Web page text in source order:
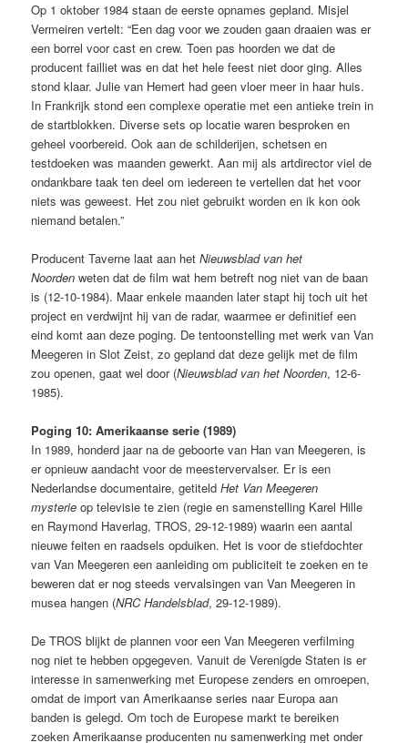
Op 1 oktober 1984 staan de eerste opnames gepland. Misjel
Vermeiren vertelt: “Een dag voor we zouden gaan draaien was er
een borrel voor cast en crew. Toen pas hoorden we dat de
producent failliet was en dat het hele feest niet door ging. Alles
stond klaar. Julie van Hemert had geen vloer meer in haar huis.
In Frankrijk stond een complexe operatie met een antieke trein in
de startblokken. Diverse sets op locatie waren besproken en
geheel voorbereid. Ook aan de schilderijen, schetsen en
testdoeken was maanden gewerkt. Aan mij als artdirector viel de
ondankbare taak ten deel om iedereen te vertellen dat het voor
niets was geweest. Het zou niet gebruikt worden en ik kon ook
niemand betalen.”
Producent Taverne laat aan hetNieuwsblad van het
Noorden weten dat de film wat hem betreft nog niet van de baan
is (12-10-1984). Maar enkele maanden later stapt hij toch uit het
project en verdwijnt hij van de radar, waarmee er definitief een
eind komt aan deze poging. De tentoonstelling met werk van Van
Meegeren in Slot Zeist, zo gepland dat deze gelijk met de film
zou openen, gaat wel door (Nieuwsblad van het Noorden, 12-6-
1985).
Poging 10: Amerikaanse serie (1989)
In 1989, honderd jaar na de geboorte van Han van Meegeren, is
er opnieuw aandacht voor de meestervervalser. Er is een
Nederlandse documentaire, getiteldHet Van Meegeren
mysterie op televisie te zien (regie en samenstelling Karel Hille
en Raymond Haverlag, TROS, 29-12-1989) waarin een aantal
nieuwe feiten en raadsels opduiken. Het is voor de stiefdochter
van Van Meegeren een aanleiding om publiciteit te zoeken en te
beweren dat er nog steeds vervalsingen van Van Meegeren in
musea hangen (NRC Handelsblad, 29-12-1989).
De TROS blijkt de plannen voor een Van Meegeren verfilming
nog niet te hebben opgegeven. Vanuit de Verenigde Staten is er
interesse in samenwerking met Europese zenders en omroepen,
omdat de import van Amerikaanse series naar Europa aan
banden is gelegd. Om toch de Europese markt te bereiken
zoeken Amerikaanse producenten nu samenwerking met onder